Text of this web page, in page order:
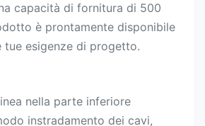
capacità di fornitura di 500
è prontamente disponibile
tue esigenze di progetto.
nella parte inferiore
instradamento dei cavi,